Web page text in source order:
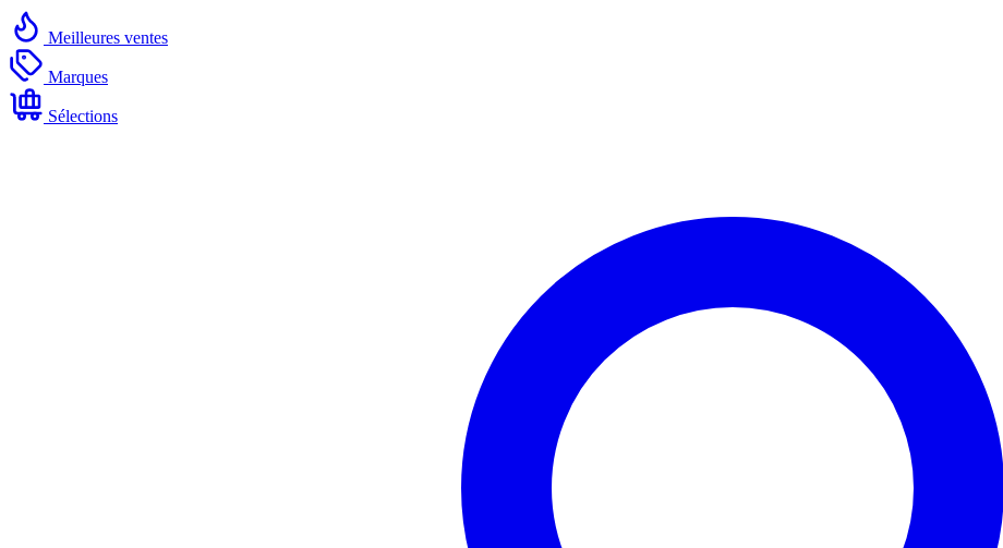
Meilleures ventes
Marques
Sélections